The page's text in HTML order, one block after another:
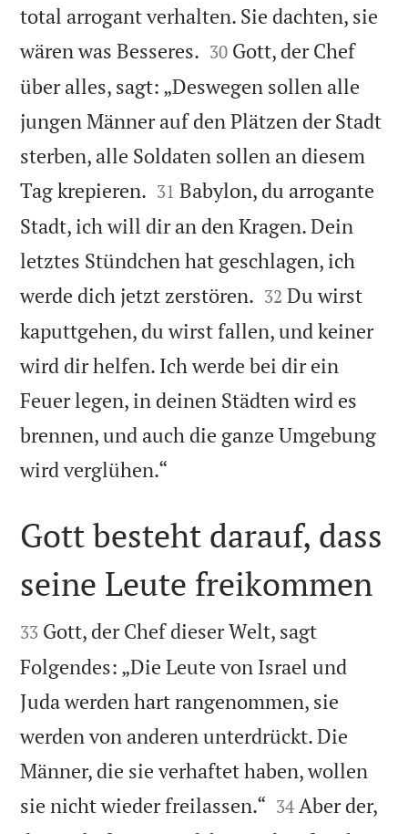
total arrogant verhalten. Sie dachten, sie
wären was Besseres. 

30 Gott, der Chef
über alles, sagt: „Deswegen sollen alle
jungen Männer auf den Plätzen der Stadt
sterben, alle Soldaten sollen an diesem
Tag krepieren. 

31 Babylon, du arrogante
Stadt, ich will dir an den Kragen. Dein
letztes Stündchen hat geschlagen, ich
werde dich jetzt zerstören. 

32 Du wirst
kaputtgehen, du wirst fallen, und keiner
wird dir helfen. Ich werde bei dir ein
Feuer legen, in deinen Städten wird es
brennen, und auch die ganze Umgebung
wird verglühen.“

Gott besteht darauf, dass
seine Leute freikommen

33 Gott, der Chef dieser Welt, sagt
Folgendes: „Die Leute von Israel und
Juda werden hart rangenommen, sie
werden von anderen unterdrückt. Die
Männer, die sie verhaftet haben, wollen
sie nicht wieder freilassen.“ 

34 Aber der,